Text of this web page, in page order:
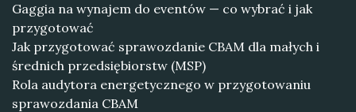
Gaggia na wynajem do eventów — co wybrać i jak
przygotować
Jak przygotować sprawozdanie CBAM dla małych i
średnich przedsiębiorstw (MSP)
Rola audytora energetycznego w przygotowaniu
sprawozdania CBAM